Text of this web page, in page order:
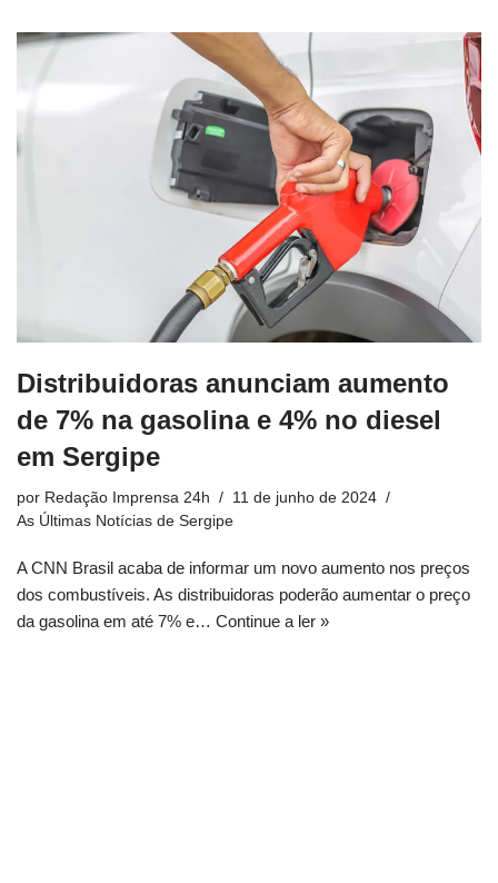
Distribuidoras anunciam aumento
de 7% na gasolina e 4% no diesel
em Sergipe
por Redação Imprensa 24h
11 de junho de 2024
As Últimas Notícias de Sergipe
A CNN Brasil acaba de informar um novo aumento nos preços
dos combustíveis. As distribuidoras poderão aumentar o preço
da gasolina em até 7% e… Continue a ler »